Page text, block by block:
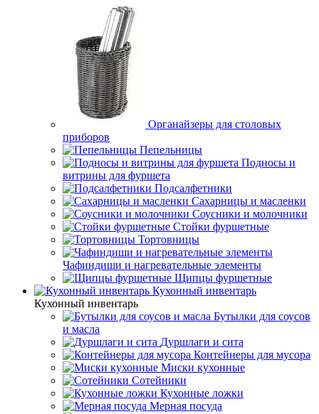
Органайзеры для столовых
приборов
Пепельницы
Подносы и
витрины для фуршета
Подсалфетники
Сахарницы и масленки
Соусники и молочники
Стойки фуршетные
Тортовницы
Чафиндиши и нагревательные элементы
Щипцы фуршетные
Кухонный инвентарь
Кухонный инвентарь
Бутылки для соусов
и масла
Дуршлаги и сита
Контейнеры для мусора
Миски кухонные
Сотейники
Кухонные ложки
Мерная посуда